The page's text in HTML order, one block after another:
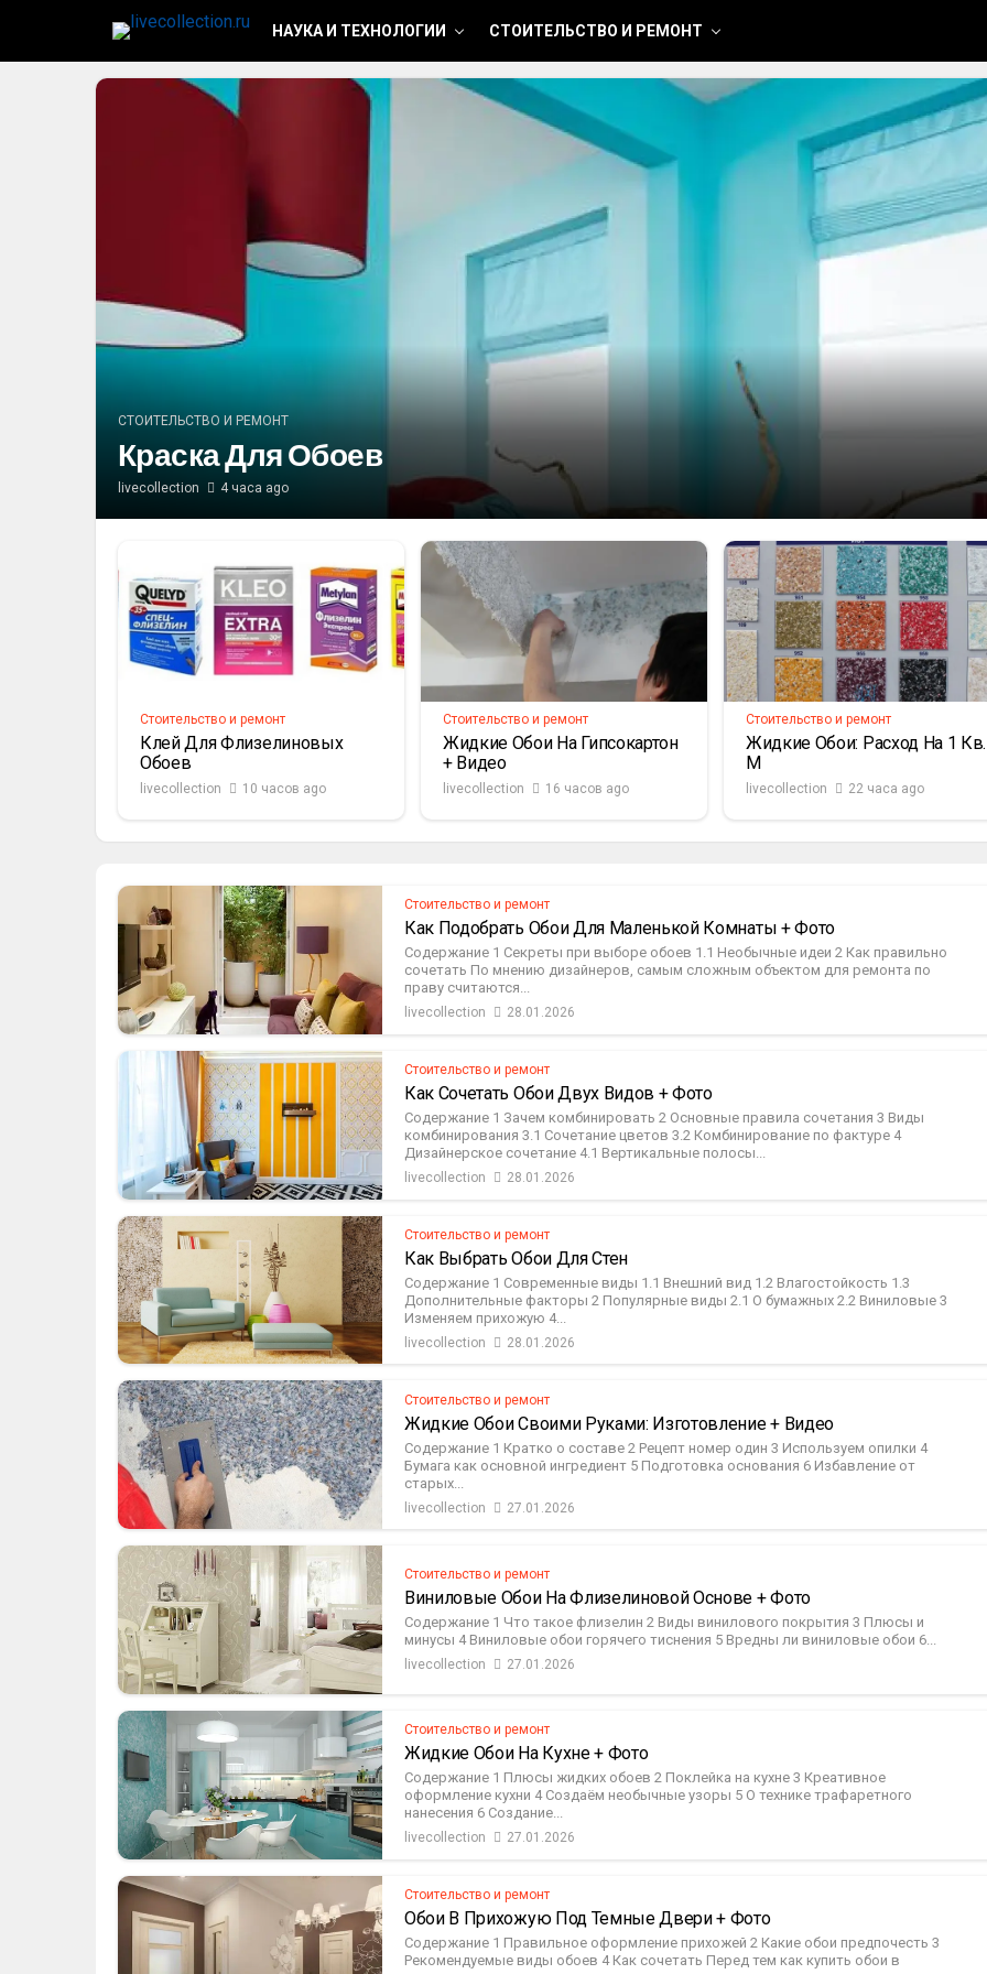
НАУКА И ТЕХНОЛОГИИ СТОИТЕЛЬСТВО И РЕМОНТ
СТОИТЕЛЬСТВО И РЕМОНТ
Краска Для Обоев
livecollection 4 часа ago
Стоительство и ремонт
Клей Для Флизелиновых
Обоев
livecollection 10 часов ago
Стоительство и ремонт
Жидкие Обои На Гипсокартон
+ Видео
livecollection 16 часов ago
Стоительство и ремонт
Жидкие Обои: Расход На 1 Кв.
М
livecollection 22 часа ago
Стоительство и ремонт
Как Подобрать Обои Для Маленькой Комнаты + Фото
Содержание 1 Секреты при выборе обоев 1.1 Необычные идеи 2 Как правильно
сочетать По мнению дизайнеров, самым сложным объектом для ремонта по
праву считаются...
livecollection 28.01.2026
Стоительство и ремонт
Как Сочетать Обои Двух Видов + Фото
Содержание 1 Зачем комбинировать 2 Основные правила сочетания 3 Виды
комбинирования 3.1 Сочетание цветов 3.2 Комбинирование по фактуре 4
Дизайнерское сочетание 4.1 Вертикальные полосы...
livecollection 28.01.2026
Стоительство и ремонт
Как Выбрать Обои Для Стен
Содержание 1 Современные виды 1.1 Внешний вид 1.2 Влагостойкость 1.3
Дополнительные факторы 2 Популярные виды 2.1 О бумажных 2.2 Виниловые 3
Изменяем прихожую 4...
livecollection 28.01.2026
Стоительство и ремонт
Жидкие Обои Своими Руками: Изготовление + Видео
Содержание 1 Кратко о составе 2 Рецепт номер один 3 Используем опилки 4
Бумага как основной ингредиент 5 Подготовка основания 6 Избавление от
старых...
livecollection 27.01.2026
Стоительство и ремонт
Виниловые Обои На Флизелиновой Основе + Фото
Содержание 1 Что такое флизелин 2 Виды винилового покрытия 3 Плюсы и
минусы 4 Виниловые обои горячего тиснения 5 Вредны ли виниловые обои 6...
livecollection 27.01.2026
Стоительство и ремонт
Жидкие Обои На Кухне + Фото
Содержание 1 Плюсы жидких обоев 2 Поклейка на кухне 3 Креативное
оформление кухни 4 Создаём необычные узоры 5 О технике трафаретного
нанесения 6 Создание...
livecollection 27.01.2026
Стоительство и ремонт
Обои В Прихожую Под Темные Двери + Фото
Содержание 1 Правильное оформление прихожей 2 Какие обои предпочесть 3
Рекомендуемые виды обоев 4 Как сочетать Перед тем как купить обои в